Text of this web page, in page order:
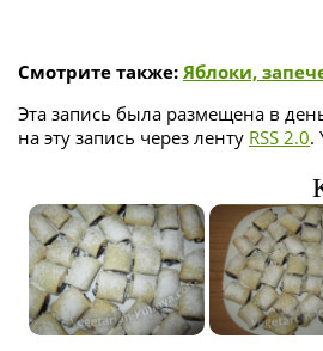
Смотрите также: Яблоки,
Эта запись была размещена в
на эту запись через ленту RSS 2.0.